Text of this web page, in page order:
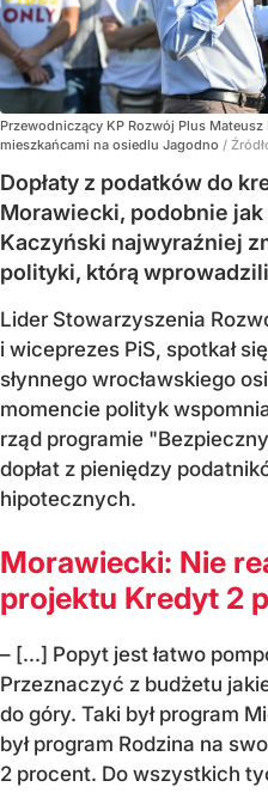
Przewodniczący KP Rozwój Plus
mieszkańcami na osiedlu Jagodno /
Dopłaty z podatków do
Morawiecki, podobnie
Kaczyński najwyraźniej
polityki, którą
Lider Stowarzyszenia
i wiceprezes PiS, spotkał
słynnego wrocławskiego
momencie polityk
rząd programie
dopłat z pieniędzy
hipotecznych.
Morawiecki: Nie
projektu Kredyt 2
– [...] Popyt jest łatwo
Przeznaczyć z budżetu
do góry. Taki był program
był program Rodzina na
2 procent. Do wszystkich